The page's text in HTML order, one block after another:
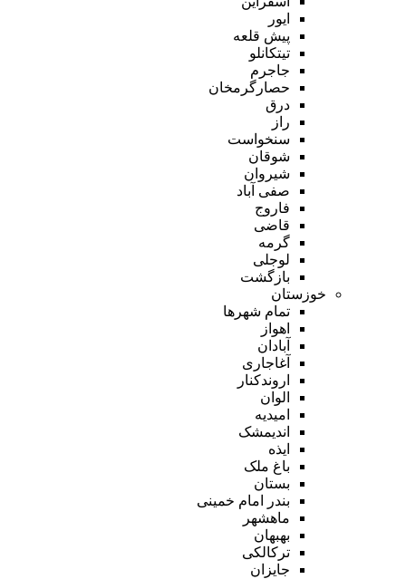
ایور
پیش قلعه
تیتکانلو
جاجرم
حصارگرمخان
درق
راز
سنخواست
شوقان
شیروان
صفی آباد
فاروج
قاضی
گرمه
لوجلی
بازگشت
خوزستان
تمام شهر‌ها
اهواز
آبادان
آغاجاری
اروندکنار
الوان
امیدیه
اندیمشک
ایذه
باغ ملک
بستان
بندر امام خمینی
ماهشهر
بهبهان
ترکالکی
جایزان